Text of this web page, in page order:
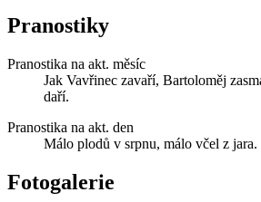
Pranostiky
Pranostika na akt. měsíc
Jak Vavřinec zavaří, Bartoloměj
daří.
Pranostika na akt. den
Málo plodů v srpnu, málo včel z jara.
Fotogalerie